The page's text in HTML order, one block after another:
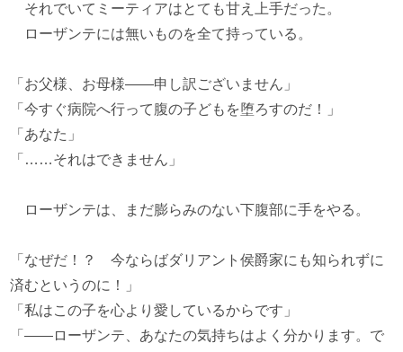
それでいてミーティアはとても甘え上手だった。
ローザンテには無いものを全て持っている。
「お父様、お母様――申し訳ございません」
「今すぐ病院へ行って腹の子どもを堕ろすのだ！」
「あなた」
「……それはできません」
ローザンテは、まだ膨らみのない下腹部に手をやる。
「なぜだ！？ 今ならばダリアント侯爵家にも知られずに
済むというのに！」
「私はこの子を心より愛しているからです」
「――ローザンテ、あなたの気持ちはよく分かります。で